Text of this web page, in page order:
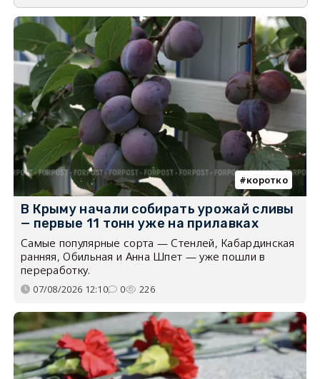
коротко
В Крыму начали собирать урожай сливы
— первые 11 тонн уже на прилавках
Самые популярные сорта — Стенлей, Кабардинская
ранняя, Обильная и Анна Шпет — уже пошли в
переработку.
07/08/2026 12:10 0 226